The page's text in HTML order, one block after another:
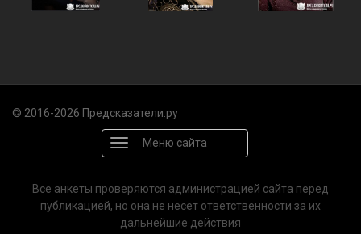
© 2016-2026 Предсказатели.ру
Меню сайта
Все анкеты проверяются администрацией сайта перед
публикацией, но она не несет ответственности за их
дальнейшие действия